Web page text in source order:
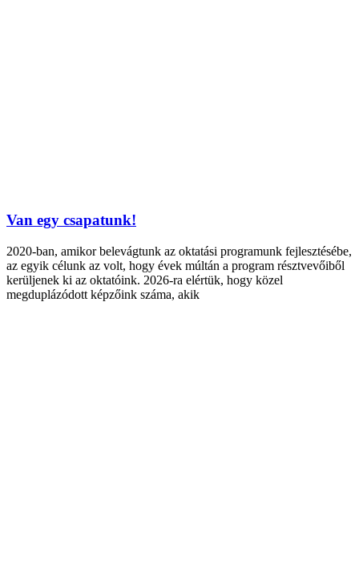
Van egy csapatunk!
2020-ban, amikor belevágtunk az oktatási programunk fejlesztésébe,
az egyik célunk az volt, hogy évek múltán a program résztvevőiből
kerüljenek ki az oktatóink. 2026-ra elértük, hogy közel
megduplázódott képzőink száma, akik